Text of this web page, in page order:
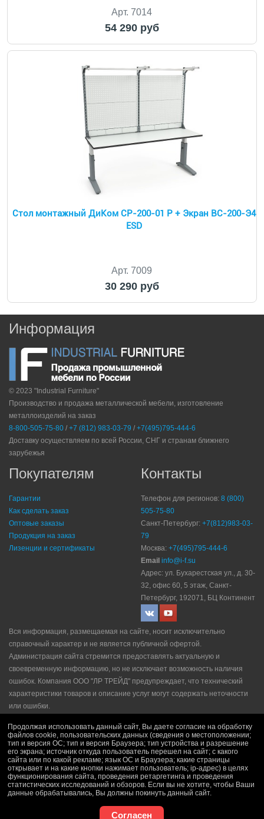
Арт. 7014
54 290 руб
Cтол монтажный ДиКом СР-200-01 Р + Экран ВС-200-Э4
ESD
Арт. 7009
30 290 руб
Информация
© 2023 "Industrial Furniture"
Производство и продажа металлической мебели, изготовление
металлоизделий на заказ
8-800-505-75-80 / +7 (812) 983-03-79 / +7(495)795-444-6
Доставку осуществляем по всей России, СНГ и странам ближнего
зарубежья
Покупателям
Гарантии
Как сделать заказ
Оптовые заказы
Продукция на заказ
Лизенции и сертификаты
Контакты
Телефон для регионов: 8 (800)
505-75-80
Санкт-Петербург: +7(812)983-03-
79
Москва: +7(495)795-444-6
Email info@i-f.su
Адрес: ул. Бухарестская ул., д. 30-
32, офис 60, 5 этаж, Санкт-
Петербург, 192071, БЦ Континент
Вся информация, размещаемая на сайте, носит исключительно
справочный характер и не является публичной офертой.
Администрация сайта стремится предоставлять актуальную и
своевременную информацию, но не исключает возможность наличия
ошибок. Компания ООО "ЛР ТРЕЙД" прeдупрeждaeт, что технический
характеристики товаров и описание услуг могут содержать неточности
или ошибки.
Политика рекламной рассылки|Правила продажи
Продолжая использовать данный сайт, Вы даете согласие на обработку
файлов cookie, пользовательских данных (сведения о местоположении;
тип и версия ОС; тип и версия Браузера; тип устройства и разрешение
его экрана; источник откуда пользователь перешел на сайт; с какого
сайта или по какой рекламе; язык ОС и Браузера; какие страницы
открывает и на какие кнопки нажимает пользователь; ip-адрес) в целях
функционирования сайта, проведения ретаргетинга и проведения
статистических исследований и обзоров. Если вы не хотите, чтобы Ваши
данные обрабатывались, Вы должны покинуть данный сайт.
Согласен